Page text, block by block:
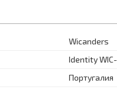
Wicanders
Identity
Португалия